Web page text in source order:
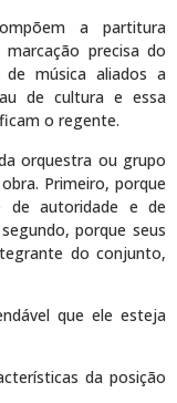
a partitura
precisa do
de música aliados a
de cultura e essa
o regente.
orquestra ou grupo
Primeiro, porque
de autoridade e de
porque seus
do conjunto,
que ele esteja
da posição